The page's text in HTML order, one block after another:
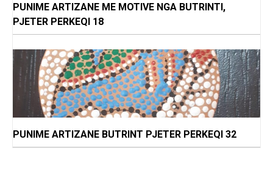
PUNIME ARTIZANE ME MOTIVE NGA BUTRINTI,
PJETER PERKEQI 18
PUNIME ARTIZANE BUTRINT PJETER PERKEQI 32